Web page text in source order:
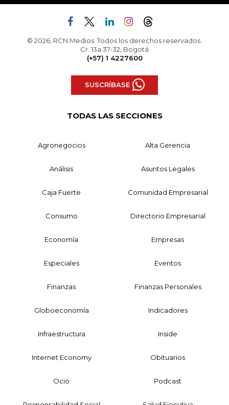
© 2026, RCN Medios. Todos los derechos reservados.
Cr. 13a 37-32, Bogotá
(+57) 1 4227600
SUSCRÍBASE
TODAS LAS SECCIONES
Agronegocios Alta Gerencia
Análisis Asuntos Legales
Caja Fuerte Comunidad Empresarial
Consumo Directorio Empresarial
Economía Empresas
Especiales Eventos
Finanzas Finanzas Personales
Globoeconomía Indicadores
Infraestructura Inside
Internet Economy Obituarios
Ocio Podcast